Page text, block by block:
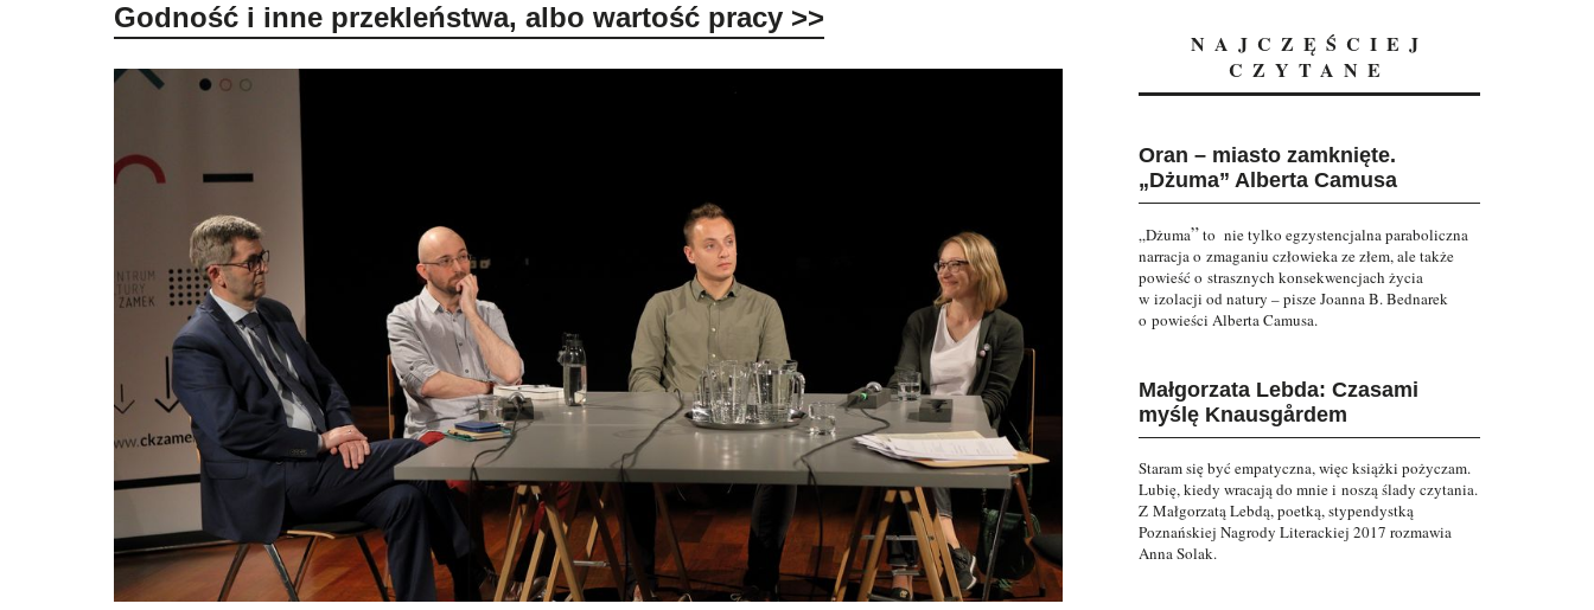
Godność i inne przekleństwa, albo wartość pracy >>
NAJCZĘŚCIEJ
CZYTANE
Oran – miasto zamknięte.
„Dżuma” Alberta Camusa
„Dżuma”to nie tylko egzystencjalna paraboliczna
narracja o zmaganiu człowieka ze złem, ale także
powieść o strasznych konsekwencjach życia
w izolacji od natury – pisze Joanna B. Bednarek
o powieści Alberta Camusa.
Małgorzata Lebda: Czasami
myślę Knausgårdem
Staram się być empatyczna, więc książki pożyczam.
Lubię, kiedy wracają do mnie i noszą ślady czytania.
Z Małgorzatą Lebdą, poetką, stypendystką
Poznańskiej Nagrody Literackiej 2017 rozmawia
Anna Solak.